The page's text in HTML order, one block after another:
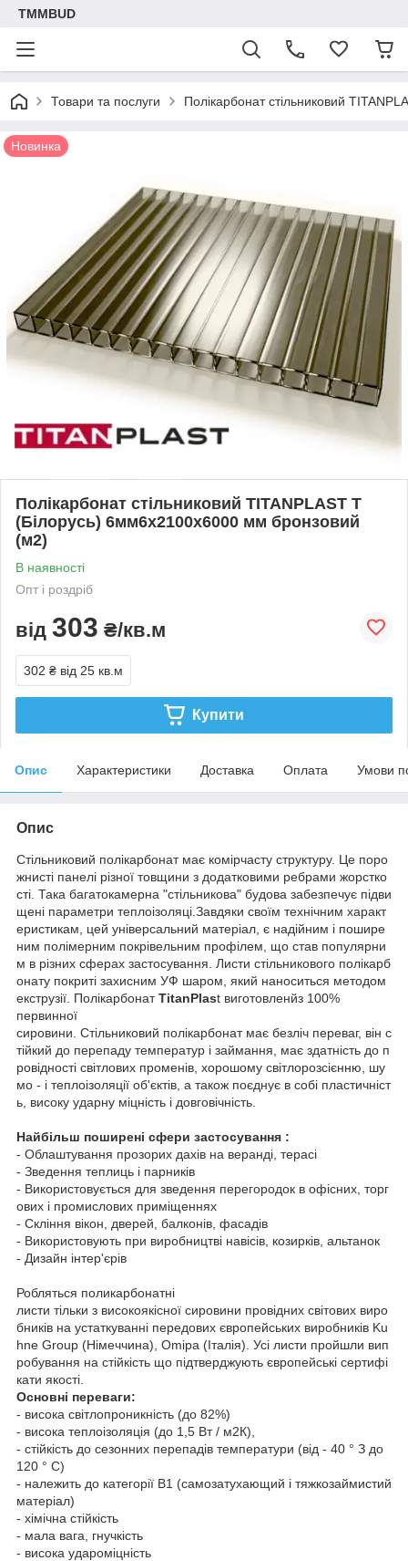
TMMBUD
Товари та послуги Полікарбонат стільниковий
Новинка
Полікарбонат стільниковий TITANPLAST T
(Білорусь) 6мм6х2100х6000 мм бронзовий
(м2)
В наявності
Опт і роздріб
від 303 ₴/кв.м
302 ₴ від 25 кв.м
Купити
Опис Характеристики Доставка Оплата Умови
Опис
Стільниковий полікарбонат має комірчасту структуру. Це поро
жнисті панелі різної товщини з додатковими ребрами жорстко
сті. Така багатокамерна "стільникова" будова забезпечує підви
щені параметри теплоізоляці.Завдяки своїм технічним характ
еристикам, цей універсальний матеріал, є надійним і пошире
ним полімерним покрівельним профілем, що став популярни
м в різних сферах застосування. Листи стільникового полікарб
онату покриті захисним УФ шаром, який наноситься методом
екструзії. ПолікарбонатTitanPlast виготовленйз 100%
первинної
сировини. Стільниковий полікарбонат має безліч переваг, він с
тійкий до перепаду температур і займання, має здатність до п
ровідності світлових променів, хорошому світлорозсієнню, шу
мо - і теплоізоляції об'єктів, а також поєднує в собі пластичніст
ь, високу ударну міцність і довговічність.
Найбільш поширені сфери застосування :
- Облаштування прозорих дахів на веранді, терасі
- Зведення теплиць і парників
- Використовується для зведення перегородок в офісних, торг
ових і промислових приміщеннях
- Скління вікон, дверей, балконів, фасадів
- Використовують при виробництві навісів, козирків, альтанок
- Дизайн інтер'єрів
Робляться поликарбонатні
листи тільки з високоякісної сировини провідних світових виро
бників на устаткуванні передових європейських виробників Ku
hne Group (Німеччина), Omipa (Італія). Усі листи пройшли вип
робування на стійкість що підтверджують європейські сертифі
кати якості.
Основні переваги:
- висока світлопроникність (до 82%)
- висока теплоізоляція (до 1,5 Вт / м2К),
- стійкість до сезонних перепадів температури (від - 40 ° З до
120 ° С)
- належить до категорії В1 (самозатухающий і тяжкозаймистий
матеріал)
- хімічна стійкість
- мала вага, гнучкість
- висока удароміцність